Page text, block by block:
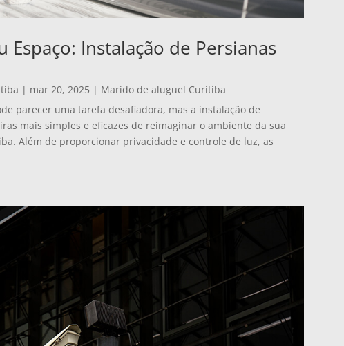
Espaço: Instalação de Persianas
| mar 20, 2025 | Marido de aluguel Curitiba
parecer uma tarefa desafiadora, mas a instalação de
mais simples e eficazes de reimaginar o ambiente da sua
Além de proporcionar privacidade e controle de luz, as